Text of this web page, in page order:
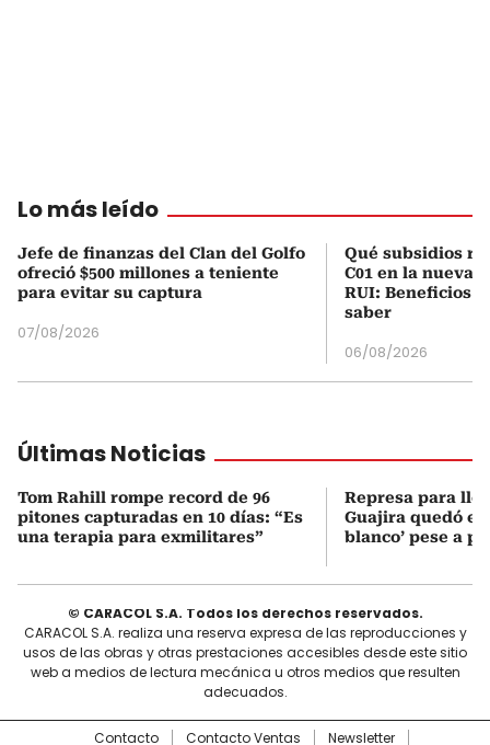
Lo más leído
Jefe de finanzas del Clan del Golfo
ofreció $500 millones a teniente
para evitar su captura
07/08/2026
Qué subsidios
C01 en la nueva
RUI: Beneficios
saber
06/08/2026
Últimas Noticias
Tom Rahill rompe record de 96
pitones capturadas en 10 días: “Es
una terapia para exmilitares”
Represa para
Guajira quedó en
blanco’ pese a
© CARACOL S.A. Todos los derechos reservados.
CARACOL S.A. realiza una reserva expresa de las reproducciones y
usos de las obras y otras prestaciones accesibles desde este sitio
web a medios de lectura mecánica u otros medios que resulten
adecuados.
Contacto Contacto Ventas Newsletter